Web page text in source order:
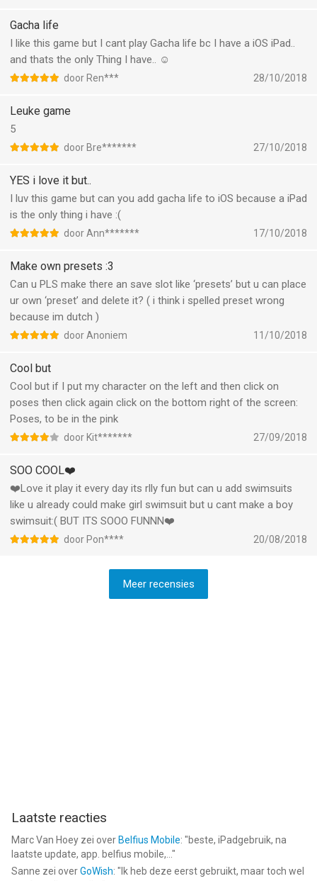
Gacha life
I like this game but I cant play Gacha life bc I have a iOS iPad..
and thats the only Thing I have.. ☺️
door Ren*** 28/10/2018
Leuke game
5
door Bre******* 27/10/2018
YES i love it but..
I luv this game but can you add gacha life to iOS because a iPad
is the only thing i have :(
door Ann******* 17/10/2018
Make own presets :3
Can u PLS make there an save slot like ‘presets’ but u can place
ur own ‘preset’ and delete it? ( i think i spelled preset wrong
because im dutch )
door Anoniem 11/10/2018
Cool but
Cool but if I put my character on the left and then click on
poses then click again click on the bottom right of the screen:
Poses, to be in the pink
door Kit******* 27/09/2018
SOO COOL❤️
❤️Love it play it every day its rlly fun but can u add swimsuits
like u already could make girl swimsuit but u cant make a boy
swimsuit:( BUT ITS SOOO FUNNN❤️
door Pon**** 20/08/2018
Meer recensies
Laatste reacties
Marc Van Hoey zei over Belfius Mobile: "beste, iPadgebruik, na
laatste update, app. belfius mobile,... "
Sanne zei overGoWish: " Ik heb deze eerst gebruikt, maar toch wel